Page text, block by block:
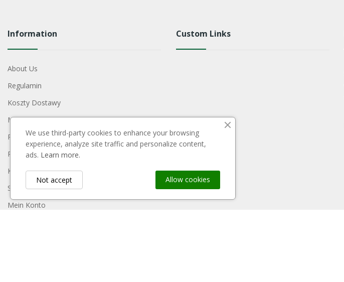
Information
About Us
Regulamin
Koszty Dostawy
Metody Płatności
Polityka Prywatności
Reklamacje I Zwroty
Kontakt
Sitemap
Mein Konto
Custom Links
We use third-party cookies to enhance your browsing
experience, analyze site traffic and personalize content,
ads. Learn more.
Allow cookies
Not accept